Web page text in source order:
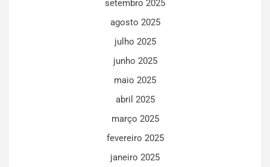
setembro 2025
agosto 2025
julho 2025
junho 2025
maio 2025
abril 2025
março 2025
fevereiro 2025
janeiro 2025